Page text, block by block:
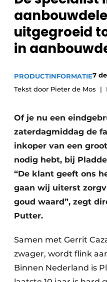
Privacy / Cookie
Vacature
Vacatures
Video’s
uitgegroeid
in
PRODUCTINFORMATIE7
Tekst door Pieter de Mos
Of je nu een
zaterdagmiddag de
inkoper van een
nodig hebt, bij
“De klant geeft ons
gaan wij uiterst
goud waard”, zegt
Putter.
Samen met Gerrit
zwager, wordt flink
Binnen Nederland is